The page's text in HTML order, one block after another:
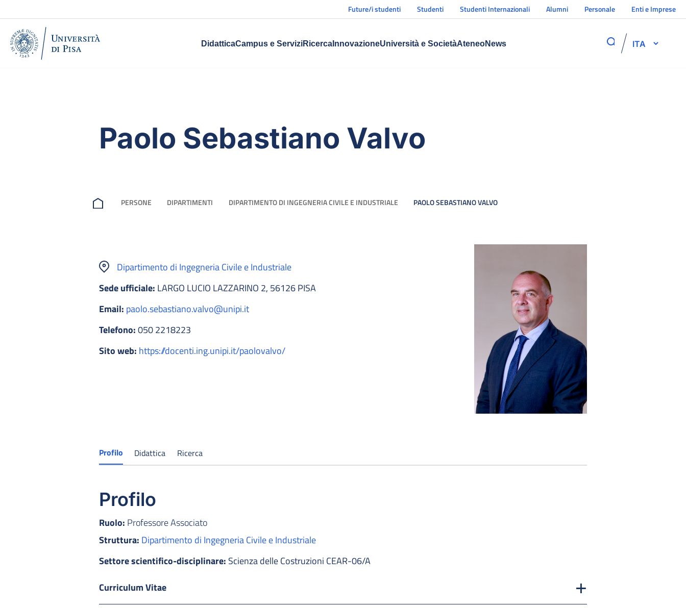
Future/i studenti Studenti Studenti Internazionali Alumni Personale Enti e Imprese
DidatticaCampus e ServiziRicercaInnovazioneUniversità e SocietàAteneoNews ITA
Paolo Sebastiano Valvo
PERSONE DIPARTIMENTI DIPARTIMENTO DI INGEGNERIA CIVILE E INDUSTRIALE PAOLO SEBASTIANO VALVO
Dipartimento di Ingegneria Civile e Industriale
Sede ufficiale: LARGO LUCIO LAZZARINO 2, 56126 PISA
Email: paolo.sebastiano.valvo@unipi.it
Telefono:050 2218223
Sito web: https://docenti.ing.unipi.it/paolovalvo/
Profilo Didattica Ricerca
Profilo
Ruolo: Professore Associato
Struttura: Dipartimento di Ingegneria Civile e Industriale
Settore scientifico-disciplinare: Scienza delle Costruzioni CEAR-06/A
Curriculum Vitae